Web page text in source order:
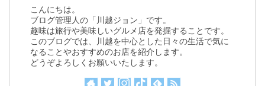
こんにちは。
ブログ管理人の「川越ジョン」です。
趣味は旅行や美味しいグルメ店を発掘することです。
このブログでは、川越を中心とした日々の生活で気に
なることやおすすめのお店を紹介します。
どうぞよろしくお願いいたします。